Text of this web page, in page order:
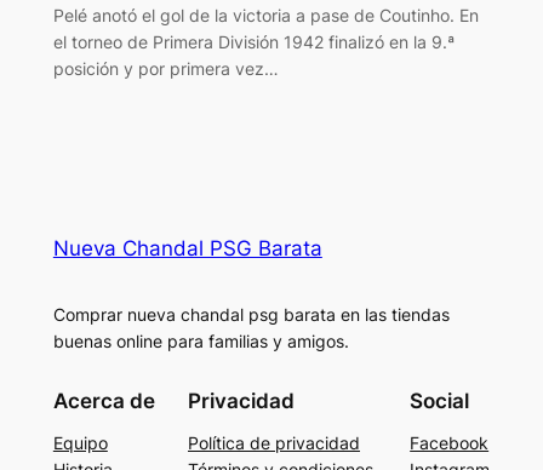
Pelé anotó el gol de la victoria a pase de Coutinho. En
el torneo de Primera División 1942 finalizó en la 9.ª
posición y por primera vez…
Nueva Chandal PSG Barata
Comprar nueva chandal psg barata en las tiendas
buenas online para familias y amigos.
Acerca de
Equipo
Privacidad
Política de privacidad
Social
Facebook